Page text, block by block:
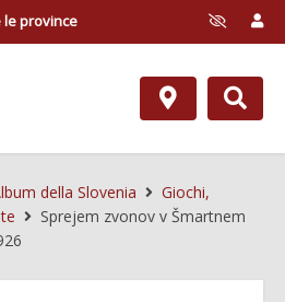
le province
della Slovenia
Giochi,
Sprejem zvonov v Šmartnem